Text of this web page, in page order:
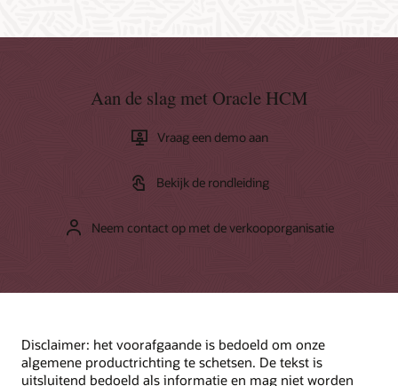
Aan de slag met Oracle HCM
Vraag een demo aan
Bekijk de rondleiding
Neem contact op met de verkooporganisatie
Disclaimer: het voorafgaande is bedoeld om onze
algemene productrichting te schetsen. De tekst is
uitsluitend bedoeld als informatie en mag niet worden